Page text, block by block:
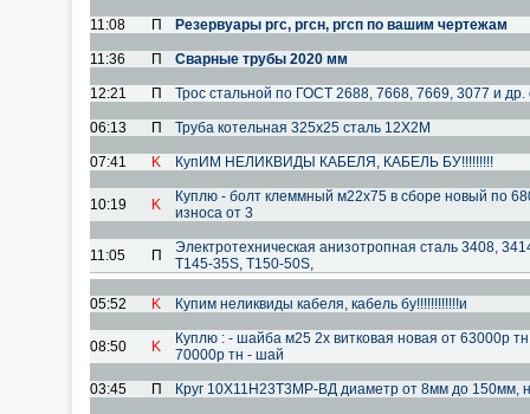
11:08 П Резервуары ргс, ргсн, ргсп по вашим чертежам
11:36 П Cвaрные трубы 2020 мм
12:21 П Трос стальной по ГОСТ 2688, 7668, 7669, 3077 и др.
06:13 П Труба котельная 325x25 сталь 12Х2М
07:41 K КупИМ НЕЛИКВИДЫ КАБЕЛЯ, КАБЕЛЬ БУ!!!!!!!!!
10:19 K
Куплю - болт клеммный м22х75 в сборе новый по
износа от 3
11:05 П
Электротехническая анизотропная сталь 3408,
T145-35S, T150-50S,
05:52 K Купим неликвиды кабеля, кабель бу!!!!!!!!!!!!и
08:50 K
Куплю : - шайба м25 2х витковая новая от 63000р
70000р тн - шай
03:45 П Круг 10Х11Н23Т3МР-ВД диаметр от 8мм до 150мм,